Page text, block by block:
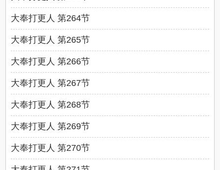
大奉打更人 第264节
大奉打更人 第265节
大奉打更人 第266节
大奉打更人 第267节
大奉打更人 第268节
大奉打更人 第269节
大奉打更人 第270节